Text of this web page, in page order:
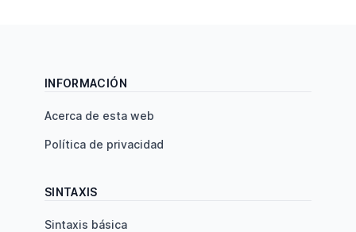
INFORMACIÓN
Acerca de esta web
Política de privacidad
SINTAXIS
Sintaxis básica